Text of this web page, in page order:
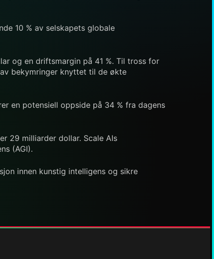
10 % av selskapets globale
og en driftsmargin på 41 %. Til tross for
bekymringer knyttet til de økte
en potensiell oppside på 34 % fra dagens
29 milliarder dollar. Scale AIs
(AGI).
innen kunstig intelligens og sikre